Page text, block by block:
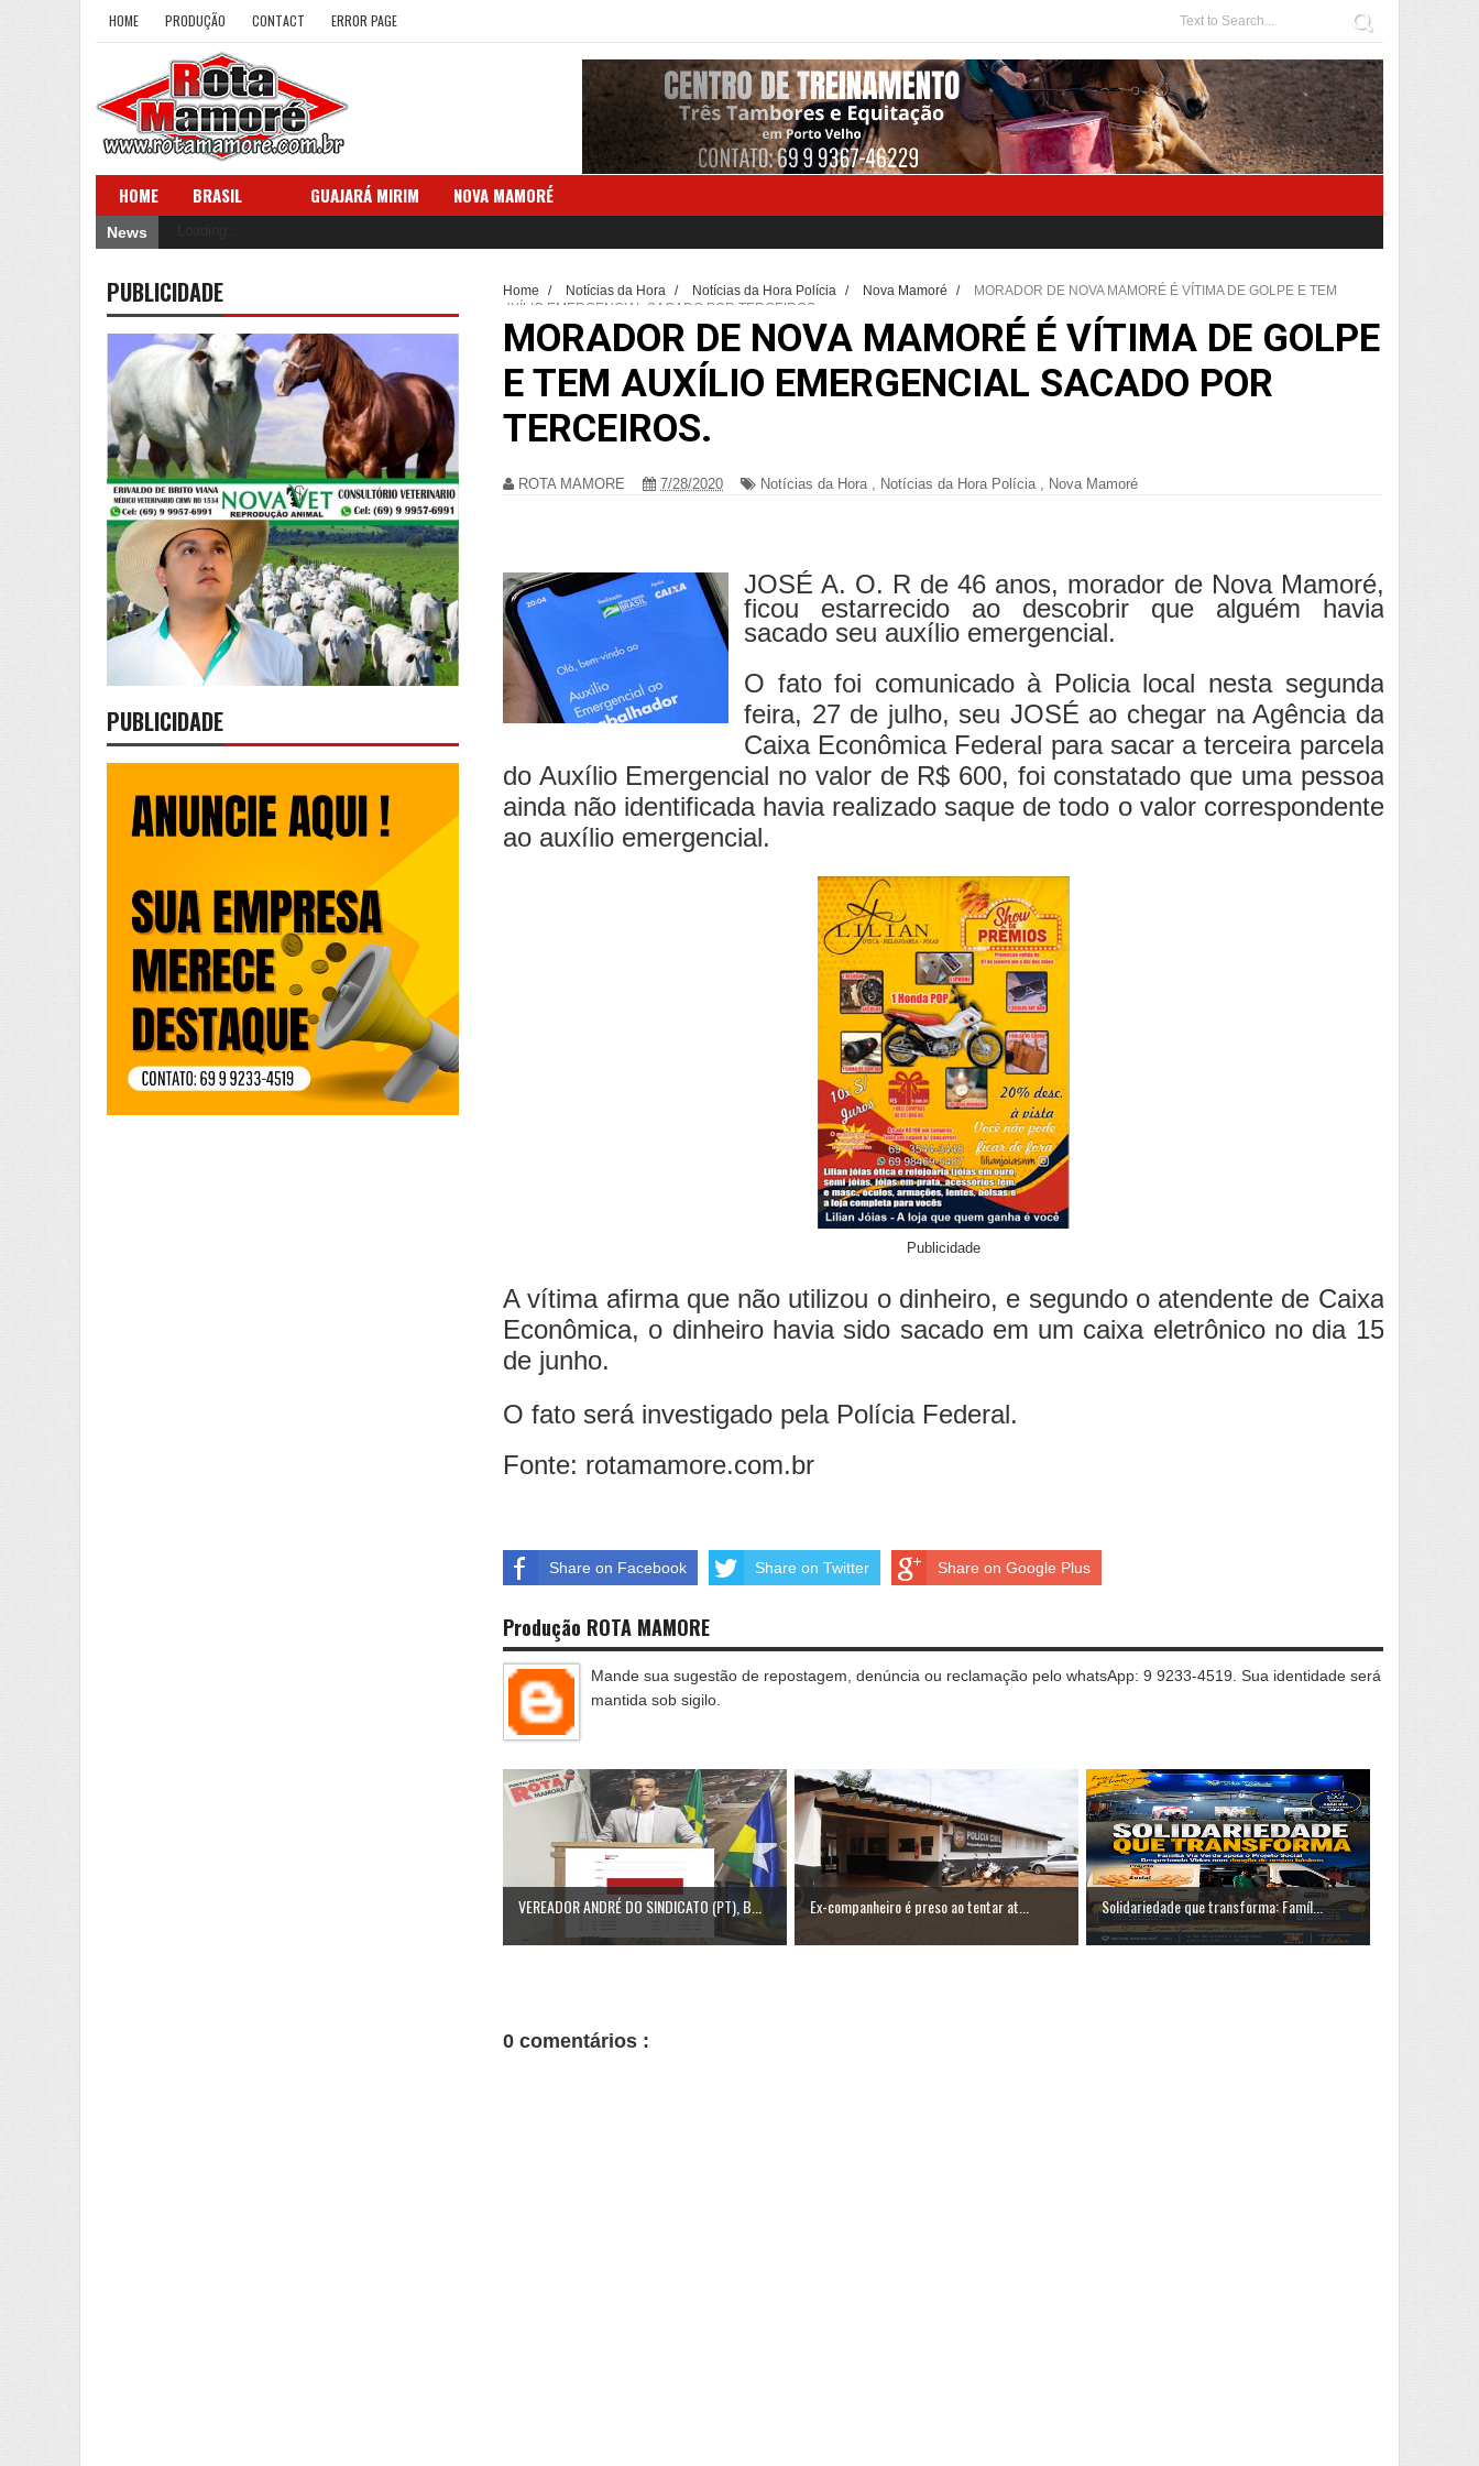
HOME PRODUÇÃO CONTACT ERROR PAGE
HOME BRASIL GUAJARÁ MIRIM NOVA MAMORÉ
News
Home / Notícias da Hora / Notícias da Hora Polícia / Nova Mamoré /
MORADOR DE NOVA MAMORÉ É VÍTIMA DE GOLPE E TEM
AUXÍLIO EMERGENCIAL SACADO POR TERCEIROS.
MORADOR DE NOVA MAMORÉ É VÍTIMA DE GOLPE
E TEM AUXÍLIO EMERGENCIAL SACADO POR
TERCEIROS.
ROTA MAMORE 7/28/2020 Notícias da Hora, Notícias da Hora Polícia, Nova Mamoré
JOSÉ A. O. R de 46 anos, morador de Nova Mamoré,
ficou estarrecido aodescobrir que alguém havia
sacado seu auxílio emergencial.
O fato foi comunicado à Policia local nesta segunda
feira, 27 de julho, seu JOSÉ ao chegar na Agência da
Caixa Econômica Federal para sacar a terceira parcela
do Auxílio Emergencial no valor de R$ 600, foi constatado que uma pessoa
ainda não identificada havia realizado saque de todo o valor correspondente
ao auxílio emergencial.
Publicidade
A vítima afirma que não utilizou o dinheiro, e segundo o atendente de Caixa
Econômica, o dinheiro havia sido sacado em um caixa eletrônico no dia 15
de junho.
O fato será investigado pela Polícia Federal.
Fonte: rotamamore.com.br
Share on Facebook Share on Twitter Share on Google Plus
Produção ROTA MAMORE
Mande sua sugestão de repostagem, denúncia ou reclamação pelo whatsApp: 9 9233-4519. Sua identidade será
mantida sob sigilo.
VEREADOR ANDRÉ DO SINDICATO (PT), B... Ex-companheiro é preso ao tentar at... Solidariedade que transforma: Famíl...
0 comentários :
PUBLICIDADE
PUBLICIDADE